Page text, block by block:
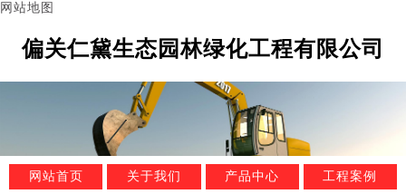
网站地图
偏关仁黛生态园林绿化工程有限公司
网站首页 关于我们 产品中心 工程案例